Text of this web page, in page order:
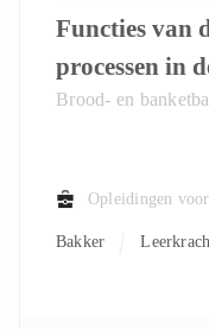
Functies van
processen in
Brood- en
Opleidingen
Bakker